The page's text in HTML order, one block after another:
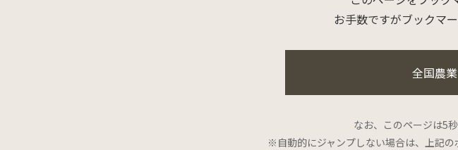
お手数ですがブックマ
全国農
なお、このページは5
※自動的にジャンプしない場合は、上記の